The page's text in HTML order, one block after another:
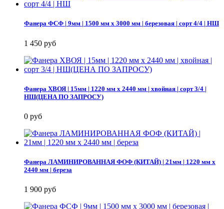
Фанера ФСФ | 9мм | 1500 мм х 3000 мм | березовая | сорт 4/4 | НШ
1 450 руб
Фанера ХВОЯ | 15мм | 1220 мм х 2440 мм | хвойная | сорт 3/4 |
НШ(ЦЕНА ПО ЗАПРОСУ)
0 руб
Фанера ЛАМИНИРОВАННАЯ ФОФ (КИТАЙ) | 21мм | 1220 мм х
2440 мм | береза
1 900 руб